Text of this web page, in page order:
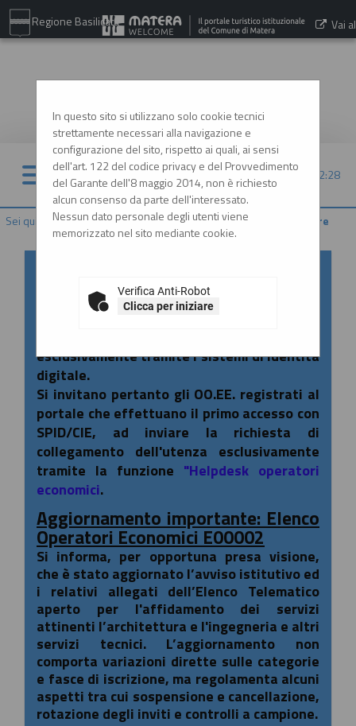
Regione Basilicata Vai al
06/08/2026 22:28
Sei qui: Home»Procedure d'appalto e contratti»Gare e procedure
In questo sito si utilizzano solo cookie tecnici
strettamente necessari alla navigazione e
configurazione del sito, rispetto ai quali, ai sensi
dell'art. 122 del codice privacy e del Provvedimento
del Garante dell'8 maggio 2014, non è richiesto
alcun consenso da parte dell'interessato.
Nessun dato personale degli utenti viene
memorizzato nel sito mediante cookie.
Verifica Anti-Robot
Clicca per iniziare
SPID/CIE: istruzioni
In ottemperanza alle normative vigenti
esclusivamente tramite i sistemi di identità
digitale.
Si invitano pertanto gli OO.EE. registrati al
portale che effettuano il primo accesso con
SPID/CIE, ad inviare la richiesta di
collegamento dell'utenza esclusivamente
tramite la funzione "Helpdesk operatori
economici.
Aggiornamento importante: Elenco
Operatori Economici E00002
Si informa, per opportuna presa visione,
che è stato aggiornato l’avviso istitutivo ed
i relativi allegati dell’Elenco Telematico
aperto per l'affidamento dei servizi
attinenti l’architettura e l'ingegneria e altri
servizi tecnici. L’aggiornamento non
comporta variazioni dirette sulle categorie
e fasce di iscrizione, ma regolamenta alcuni
aspetti tra cui sospensione e cancellazione,
rotazione degli inviti e controlli a campione.